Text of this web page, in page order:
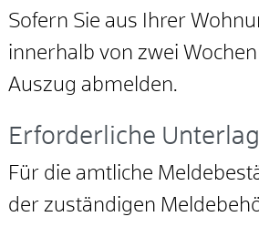
Sofern Sie aus Ihrer
innerhalb von zwei
Auszug abmelden.
Erforderliche
Für die amtliche
der zuständigen